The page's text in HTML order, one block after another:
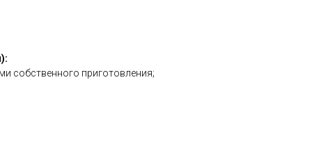
собственного приготовления;